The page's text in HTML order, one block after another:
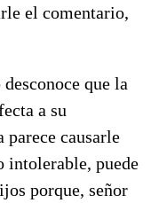
el comentario,
que la
a su
parece causarle
intolerable, puede
porque, señor